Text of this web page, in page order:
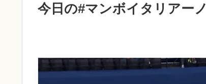
今日の#マンボイタリアーノ